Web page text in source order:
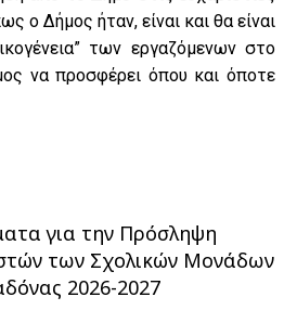
για την Πρόσληψη
των Σχολικών Μονάδων
2026-2027
ο Δήμος ήταν, είναι και θα είναι
των εργαζόμενων στο
να προσφέρει όπου και όποτε